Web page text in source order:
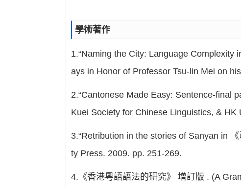
學術著作
1.“Naming the City: Language Complexity
ays in Honor of Professor Tsu-lin Mei on
2.“Cantonese Made Easy: Sentence-final
Kuei Society for Chinese Linguistics, & HK
3.“Retribution in the stories of Sanyan in
ty Press. 2009. pp. 251-269.
4.《香港粵語語法的研究》 增訂版 . (A